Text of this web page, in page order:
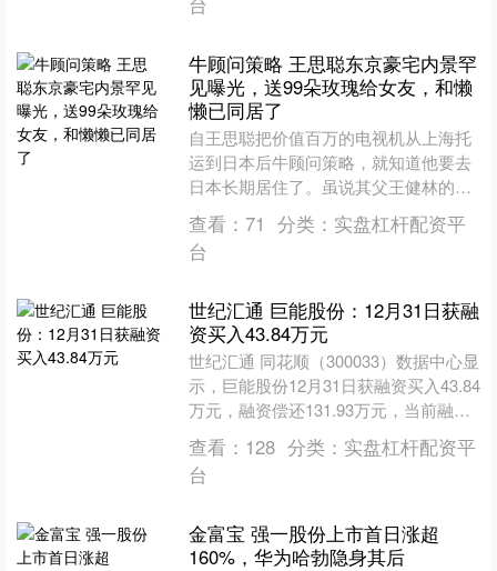
牛顾问策略 王思聪东京豪宅内景罕
见曝光，送99朵玫瑰给女友，和懒
懒已同居了
自王思聪把价值百万的电视机从上海托
运到日本后牛顾问策略，就知道他要去
日本长期居住了。虽说其父王健林的日
子并不好过，老爷子70多岁年纪了，仍
然坚守在一线，带领着团....
查看： 71 分类： 实盘杠杆配资平
台
世纪汇通 巨能股份：12月31日获融
资买入43.84万元
世纪汇通 同花顺（300033）数据中心显
示，巨能股份12月31日获融资买入43.84
万元，融资偿还131.93万元，当前融资
余额1384.23万元，占流通市值....
查看： 128 分类： 实盘杠杆配资平
台
金富宝 强一股份上市首日涨超
160%，华为哈勃隐身其后